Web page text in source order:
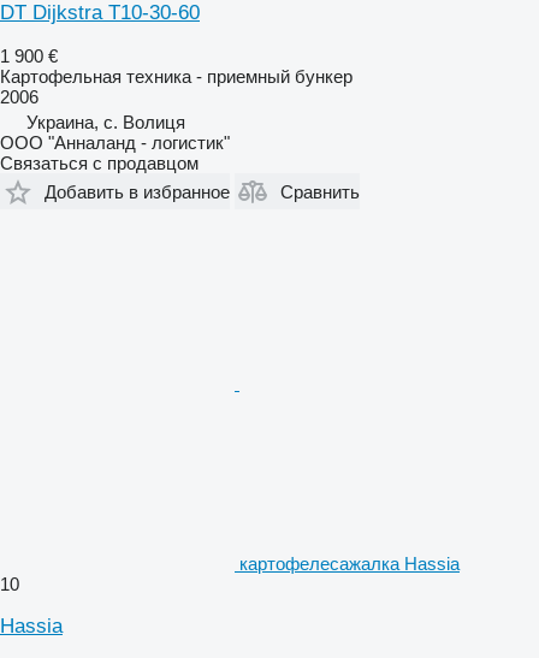
DT Dijkstra T10-30-60
1 900 €
Картофельная техника - приемный бункер
2006
Украина, с. Волиця
ООО "Анналанд - логистик"
Связаться с продавцом
Добавить в избранное
Сравнить
картофелесажалка Hassia
10
Hassia